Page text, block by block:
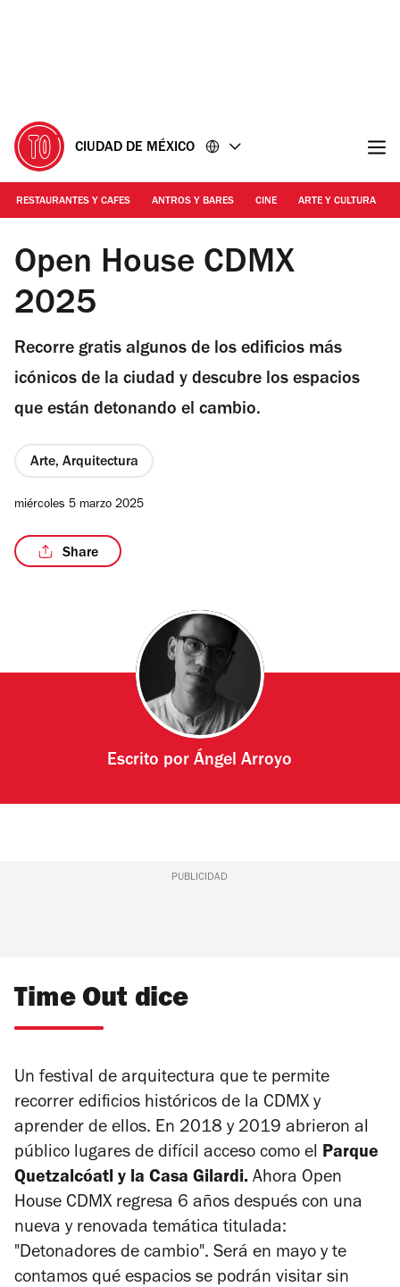
CIUDAD DE MÉXICO
RESTAURANTES Y CAFES ANTROS Y BARES CINE ARTE Y CULTURA
Foto: Cortesía
Open House CDMX
2025
Recorre gratis algunos de los edificios más
icónicos de la ciudad y descubre los espacios
que están detonando el cambio.
Arte, Arquitectura
miércoles 5 marzo 2025
Share
Escrito porÁngel Arroyo
PUBLICIDAD
Time Out dice
Un festival de arquitectura que te permite
recorrer edificios históricos de la CDMX y
aprender de ellos. En 2018 y 2019 abrieron al
público lugares de difícil acceso como el Parque
Quetzalcóatl y la Casa Gilardi. Ahora Open
House CDMX regresa 6 años después con una
nueva y renovada temática titulada:
"Detonadores de cambio". Será en mayo y te
contamos qué espacios se podrán visitar sin